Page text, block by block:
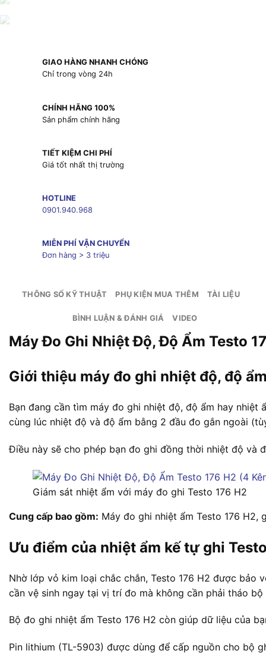
GIAO HÀNG NHANH CHÓNG
Chỉ trong vòng 24h
CHÍNH HÃNG 100%
Sản phẩm chính hãng
TIẾT KIỆM CHI PHÍ
Giá tốt nhất thị trường
HOTLINE
0901.940.968
MIỄN PHÍ VẬN CHUYỂN
Đơn hàng > 3 triệu
THÔNG SỐ KỸ THUẬT PHỤ KIỆN MUA THÊM TÀI LIỆU
BÌNH LUẬN & ĐÁNH GIÁ VIDEO
Máy Đo Ghi Nhiệt Độ, Độ Ẩm Testo
Giới thiệu máy đo ghi nhiệt độ, độ
Bạn đang cần tìm máy đo ghi nhiệt độ, độ ẩm hay
cùng lúc nhiệt độ và độ ẩm bằng 2 đầu đo gắn ngoài
Điều này sẽ cho phép bạn đo ghi đồng thời nhiệt độ và
Giám sát nhiệt ẩm với máy đo ghi Testo 176 H2
Cung cấp bao gồm: Máy đo ghi nhiệt ẩm Testo 176
Ưu điểm của nhiệt ẩm kế tự ghi
Nhờ lớp vỏ kim loại chắc chắn, Testo 176 H2 được
cần vệ sinh ngay tại vị trí đo mà không cần phải tháo bộ
Bộ đo ghi nhiệt ẩm Testo 176 H2 còn giúp dữ liệu của
Pin lithium (TL-5903) được dùng để cấp nguồn cho bộ